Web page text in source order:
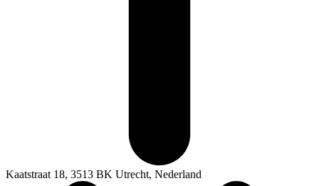
Kaatstraat 18, 3513 BK Utrecht, Nederland